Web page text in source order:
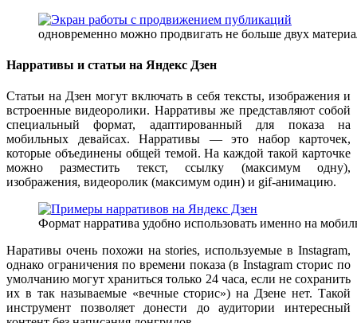
одновременно можно продвигать не больше двух
Нарративы и статьи на Яндекс Дзен
Статьи на Дзен могут включать в себя тексты, изображения и
встроенные видеоролики. Нарративы же представляют собой
специальный формат, адаптированный для показа на
мобильных девайсах. Нарративы — это набор карточек,
которые объединены общей темой. На каждой такой карточке
можно разместить текст, ссылку (максимум одну),
изображения, видеоролик (максимум один) и gif-анимацию.
Формат нарратива удобно использовать именно на
Наративы очень похожи на stories, используемые в Instagram,
однако ограничения по времени показа (в Instagram сторис по
умолчанию могут храниться только 24 часа, если не сохранить
их в так называемые «вечные сторис») на Дзене нет. Такой
инструмент позволяет донести до аудитории интересный